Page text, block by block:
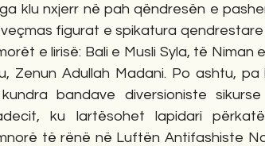
klu nxjerr në pah qëndresën e
figurat e spikatura
e lirisë: Bali e Musli Syla, të Niman
Zenun Adullah Madani. Po ashtu,
bandave diversioniste
ku lartësohet lapidari
të rënë në Luftën Antifashiste